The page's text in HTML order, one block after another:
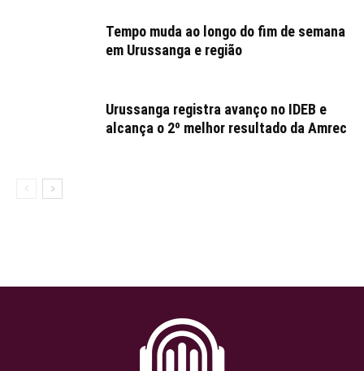
Tempo muda ao longo do fim de semana
em Urussanga e região
Urussanga registra avanço no IDEB e
alcança o 2º melhor resultado da Amrec